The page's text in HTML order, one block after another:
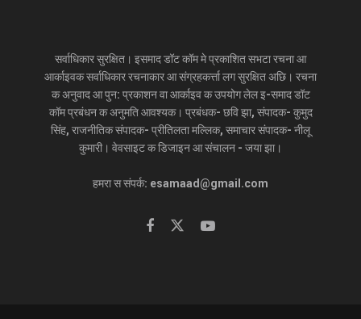
सर्वाधिकार सुरक्षित। इसमाद डॉट कॉम मे प्रकाशित सभटा रचना आ
आर्काइवक सर्वाधिकार रचनाकार आ संग्रहकर्त्ता लग सुरक्षित अछि। रचना
क अनुवाद आ पुन: प्रकाशन वा आर्काइव क उपयोग लेल इ-समाद डॉट
कॉम प्रबंधन क अनुमति आवश्यक। प्रबंधक- छवि झा, संपादक- कुमुद
सिंह, राजनीतिक संपादक- प्रीतिलता मल्लिक, समाचार संपादक- नीलू
कुमारी। वेवसाइट क डिजाइन आ संचालन - जया झा।
हमरा स संपर्क: esamaad@gmail.com